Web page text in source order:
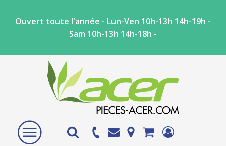
Ouvert toute l'année - Lun-Ven 10h-13h 14h-19h -
Sam 10h-13h 14h-18h -